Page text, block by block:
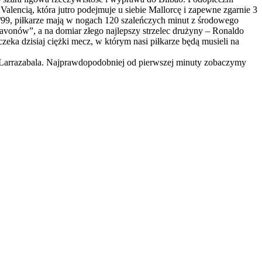
która jutro podejmuje u siebie Mallorcę i zapewne zgarnie 3
piłkarze mają w nogach 120 szaleńczych minut z środowego
a na domiar złego najlepszy strzelec drużyny – Ronaldo
dzisiaj ciężki mecz, w którym nasi piłkarze będą musieli na
Najprawdopodobniej od pierwszej minuty zobaczymy